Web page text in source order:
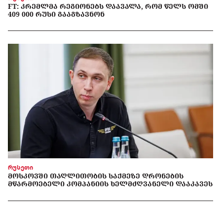
FT: ᲙᲠᲔᲛᲚᲛᲐ ᲠᲔᲒᲘᲝᲜᲔᲑᲡ ᲓᲐᲐᲕᲐᲚᲐ, ᲠᲝᲛ ᲬᲔᲚᲡ ᲝᲛᲨᲘ
409 000 ᲠᲣᲡᲘ ᲒᲐᲐᲒᲖᲐᲕᲜᲝᲜ
რუსეთი
ᲛᲝᲡᲙᲝᲕᲨᲘ ᲗᲐᲦᲚᲘᲗᲝᲑᲘᲡ ᲡᲐᲥᲛᲔᲖᲔ ᲓᲠᲝᲜᲔᲑᲘᲡ
ᲛᲬᲐᲠᲛᲝᲔᲑᲔᲚᲘ ᲙᲝᲛᲞᲐᲜᲘᲘᲡ ᲮᲔᲚᲛᲫᲦᲕᲐᲜᲔᲚᲘ ᲓᲐᲐᲙᲐᲕᲔᲡ